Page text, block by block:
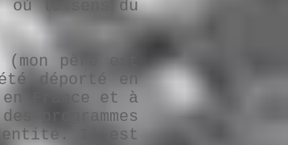
le sens du
père est
déporté en
en France et à
programmes
identité. Il est